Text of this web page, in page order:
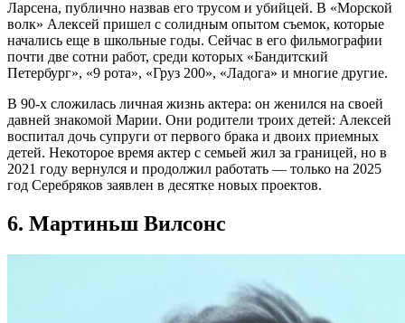
Ларсена, публично назвав его трусом и убийцей. В «Морской
волк» Алексей пришел с солидным опытом съемок, которые
начались еще в школьные годы. Сейчас в его фильмографии
почти две сотни работ, среди которых «Бандитский
Петербург», «9 рота», «Груз 200», «Ладога» и многие другие.
В 90-х сложилась личная жизнь актера: он женился на своей
давней знакомой Марии. Они родители троих детей: Алексей
воспитал дочь супруги от первого брака и двоих приемных
детей. Некоторое время актер с семьей жил за границей, но в
2021 году вернулся и продолжил работать — только на 2025
год Серебряков заявлен в десятке новых проектов.
6. Мартиньш Вилсонс